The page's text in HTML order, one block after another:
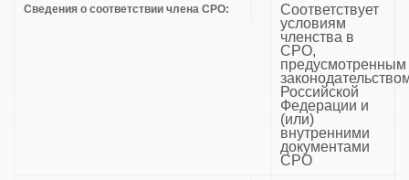
Сведения о соответствии члена СРО:
Соответствует
условиям
членства в
СРО,
предусмотренным
Российской
Федерации и
(или)
внутренними
документами
СРО